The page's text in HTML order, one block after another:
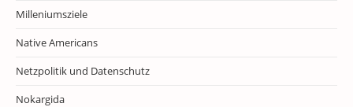
Milleniumsziele
Native Americans
Netzpolitik und Datenschutz
Nokargida